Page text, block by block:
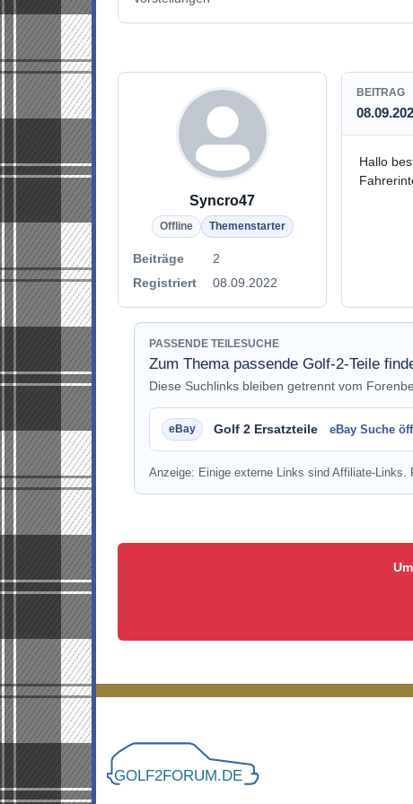
Syncro47
Offline Themenstarter
Beiträge
2
Registriert
08.09.2022
BEITRAG
Hallo
PASSENDE TEILESUCHE
Zum Thema passende Golf-2-Teile
Diese Suchlinks bleiben getrennt vom
Golf 2 Ersatzteile eBay Suche
Anzeige: Einige externe Links sind Affiliate-Links.